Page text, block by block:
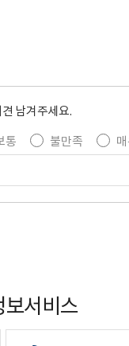
남겨주세요.
통 불만족
보서비스